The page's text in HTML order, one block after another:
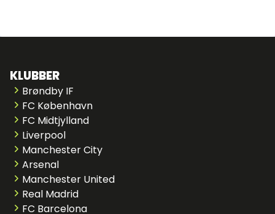
KLUBBER
Brøndby IF
FC København
FC Midtjylland
Liverpool
Manchester City
Arsenal
Manchester United
Real Madrid
FC Barcelona